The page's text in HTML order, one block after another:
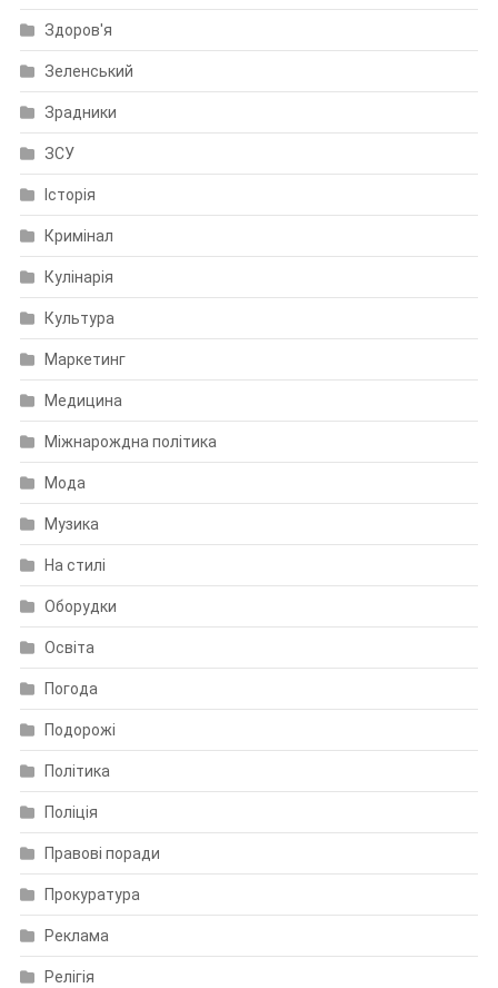
Здоров'я
Зеленський
Зрадники
ЗСУ
Історія
Кримінал
Кулінарія
Культура
Маркетинг
Медицина
Міжнарождна політика
Мода
Музика
На стилі
Оборудки
Освіта
Погода
Подорожі
Політика
Поліція
Правові поради
Прокуратура
Реклама
Релігія